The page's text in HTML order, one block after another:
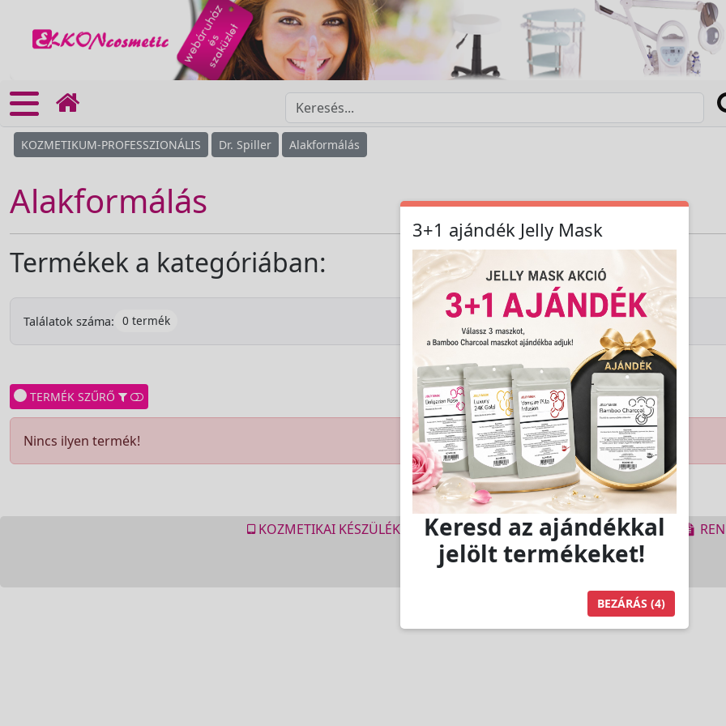
KOZMETIKUM-PROFESSZIONÁLIS Dr. Spiller Alakformálás
Alakformálás
Termékek a kategóriában:
Találatok száma: 0 termék
TERMÉK SZŰRŐ
Nincs ilyen termék!
KOZMETIKAI KÉSZÜLÉK BÉRLÉS KEZDŐLAP ELÉRHETŐSÉG
Copyright © 2009-2026 All Rights Reserved.
3+1 ajándék Jelly Mask
Keresd az ajándékkal
jelölt termékeket!
BEZÁRÁS (4)